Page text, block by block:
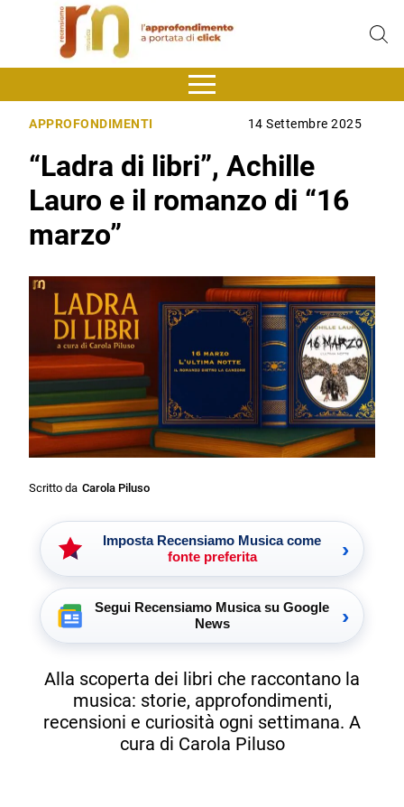
APPROFONDIMENTI 14 Settembre 2025
“Ladra di libri”, Achille
Lauro e il romanzo di “16
marzo”
Scritto da Carola Piluso
Imposta Recensiamo Musica come
fonte preferita
›
Segui Recensiamo Musica su Google
News
›
Alla scoperta dei libri che raccontano la
musica: storie, approfondimenti,
recensioni e curiosità ogni settimana. A
cura di Carola Piluso